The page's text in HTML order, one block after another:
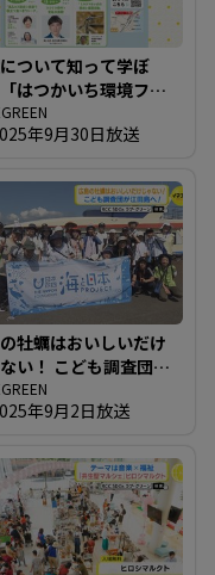
ついて知って学ぼ
はつかいち環境フェ
年9月30日放送
牡蠣はおいしいだけ
い！ こども調査団が
へ！
年9月2日放送